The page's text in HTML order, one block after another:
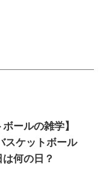
ボールの雑学】
スケットボール
何の日？